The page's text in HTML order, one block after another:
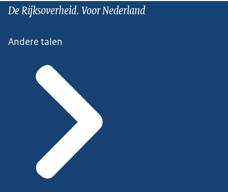
De Rijksoverheid. Voor Nederland
Andere talen